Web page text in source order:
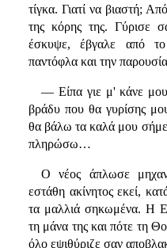
τίγκα. Γιατί να βιαστή;
της κόρης της. Γύρισε
έσκυψε, έβγαλε από
παντόφλα και την
— Είπα γιε μ' κάνε
βράδυ που θα γυρίσης
θα βάλω τα καλά μου
πληρώσω…
Ο νέος άπλωσε
εστάθη ακίνητος εκεί,
τα μαλλιά σηκωμένα. Η
τη μάνα της και πότε τη
όλο εψιθύριζε σαν